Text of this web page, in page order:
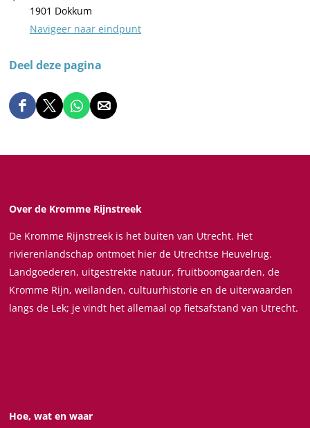
1901 Dokkum
Navigeer naar eindpunt
Deel deze pagina
D
e
p
a
g
i
a
D
e
e
p
a
g
D
e
p
a
g
i
h
D
e
e
p
a
g
i
Over de Kromme Rijnstreek
De Kromme Rijnstreek is het buiten van Utrecht. Het
rivierenlandschap ontmoet hier de Utrechtse Heuvelrug.
Landgoederen, uitgestrekte natuur, fruitboomgaarden, de
Kromme Rijn, weilanden, cultuurhistorie en de uiterwaarden
langs de Lek; je vindt het allemaal op fietsafstand van Utrecht.
Hoe, wat en waar